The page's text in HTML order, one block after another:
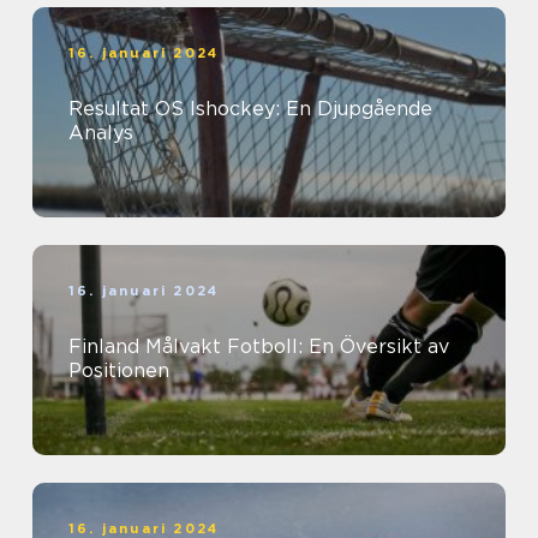
16. januari 2024
Resultat OS Ishockey: En Djupgående
Analys
16. januari 2024
Finland Målvakt Fotboll: En Översikt av
Positionen
16. januari 2024